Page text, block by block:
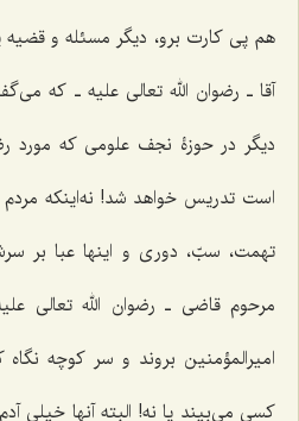
هم پی کارت برو، دیگر مسئله و
آقا ـ رضوان الله تعالی علیه ـ که
دیگر در حوزۀ نجف علومی که مورد
است تدریس خواهد شد! نه‌اینکه
تهمت، سبّ، دوری و اینها عبا بر
مرحوم قاضی ـ ‌رضوان الله تعالی
امیرالمؤمنین بروند و سر کوچه
کسی می‌بیند یا نه! البته آنها خیلی